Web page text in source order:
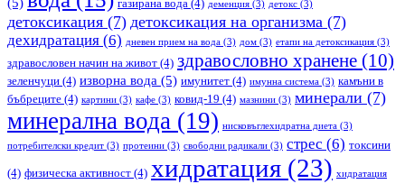
газирана вода (4) деменция (3) детокс (3)
детоксикация (7) детоксикация на организма (7)
дехидратация (6) дневен прием на вода (3) дом (3) етапи на детоксикация (3)
здравословен начин на живот (4) здравословно хранене (10)
зеленчуци (4) изворна вода (5) имунитет (4) имунна система (3) камъни в
бъбреците (4) картини (3) кафе (3) ковид-19 (4) мазнини (3) минерали (7)
минерална вода (19) нисковъглехидратна диета (3)
потребителски кредит (3) протеини (3) свободни радикали (3) стрес (6) токсини
(4) физическа активност (4) хидратация (23) хидратация